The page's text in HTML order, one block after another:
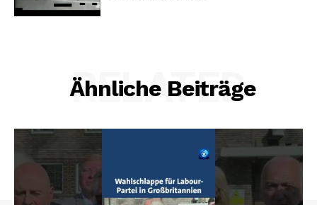
Ähnliche Beiträge
RELATED